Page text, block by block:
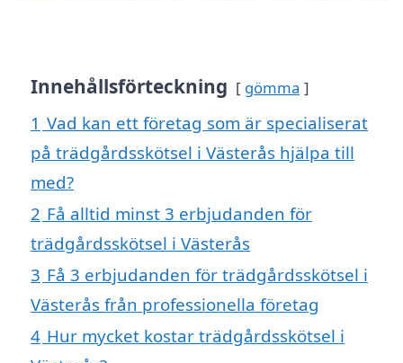
Innehållsförteckning gömma
1 Vad kan ett företag som är specialiserat
på trädgårdsskötsel i Västerås hjälpa till
med?
2 Få alltid minst 3 erbjudanden för
trädgårdsskötsel i Västerås
3 Få 3 erbjudanden för trädgårdsskötsel i
Västerås från professionella företag
4 Hur mycket kostar trädgårdsskötsel i